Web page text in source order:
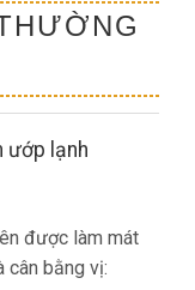
ướp lạnh
được làm mát
cân bằng vị: